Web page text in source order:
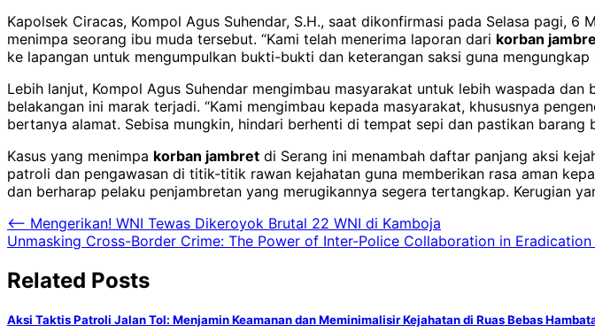
Kapolsek Ciracas, Kompol Agus Suhendar, S.H., saat dikonfirmasi pada Selasa pagi,
menimpa seorang ibu muda tersebut. “Kami telah menerima laporan dari korban
ke lapangan untuk mengumpulkan bukti-bukti dan keterangan saksi guna
Lebih lanjut, Kompol Agus Suhendar mengimbau masyarakat untuk lebih waspada
belakangan ini marak terjadi. “Kami mengimbau kepada masyarakat, khususnya
bertanya alamat. Sebisa mungkin, hindari berhenti di tempat sepi dan pastikan
Kasus yang menimpa korban jambret di Serang ini menambah daftar panjang aksi
patroli dan pengawasan di titik-titik rawan kejahatan guna memberikan rasa aman
dan berharap pelaku penjambretan yang merugikannya segera tertangkap. Kerugian
Post
navigation
⟵ Mengerikan! WNI Tewas Dikeroyok Brutal 22 WNI di Kamboja
Unmasking Cross-Border Crime: The Power of Inter-Police Collaboration in Eradication
Related Posts
Aksi Taktis Patroli Jalan Tol: Menjamin Keamanan dan Meminimalisir Kejahatan di Ruas Bebas